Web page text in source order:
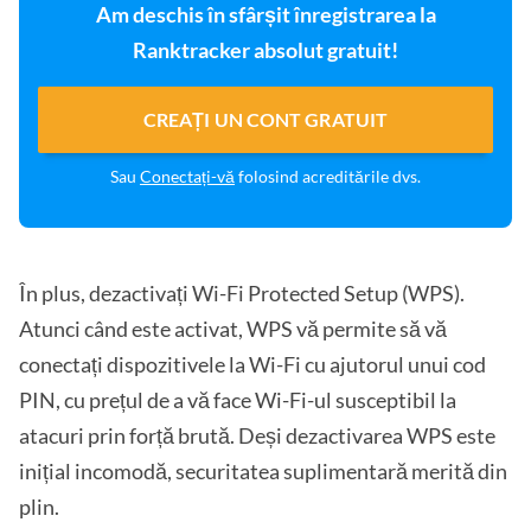
Am deschis în sfârșit înregistrarea la
Ranktracker absolut gratuit!
CREAȚI UN CONT GRATUIT
Sau Conectați-vă folosind acreditările dvs.
În plus, dezactivați Wi-Fi Protected Setup (WPS).
Atunci când este activat, WPS vă permite să vă
conectați dispozitivele la Wi-Fi cu ajutorul unui cod
PIN, cu prețul de a vă face Wi-Fi-ul susceptibil la
atacuri prin forță brută. Deși dezactivarea WPS este
inițial incomodă, securitatea suplimentară merită din
plin.